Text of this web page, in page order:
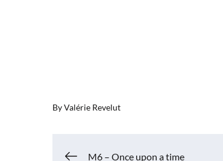
ByValérie Revelut
M6 – Once upon a time